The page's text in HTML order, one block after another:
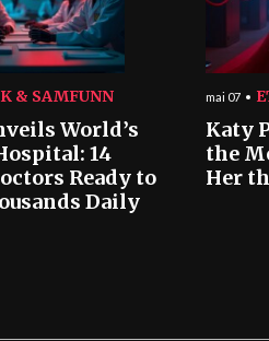
& SAMFUNN
World’s
14
Ready to
Daily
mai 07
Katy
the
Her